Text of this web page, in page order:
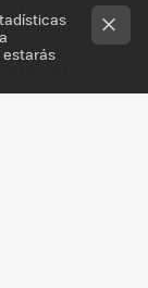
estarás